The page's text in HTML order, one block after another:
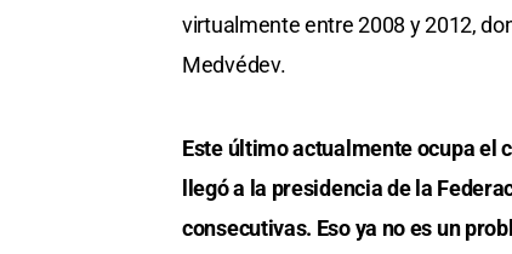
virtualmente entre 2008 y 2012,
Medvédev.
Este último actualmente ocupa el
llegó a la presidencia de la
consecutivas. Eso ya no es un